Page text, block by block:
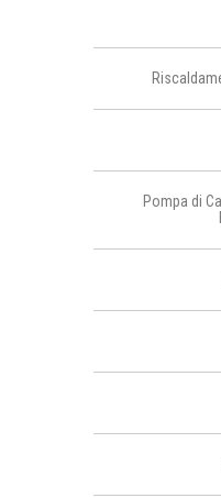
Pompa di